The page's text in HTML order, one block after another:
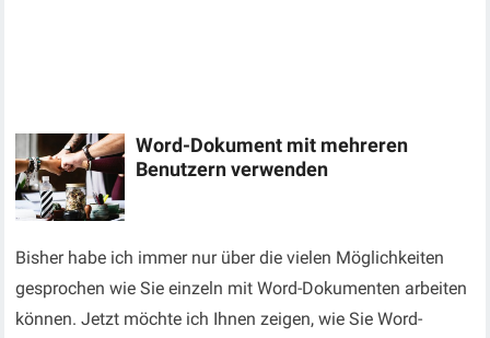
Word-Dokument mit mehreren
Benutzern verwenden
Bisher habe ich immer nur über die vielen Möglichkeiten
gesprochen wie Sie einzeln mit Word-Dokumenten arbeiten
können. Jetzt möchte ich Ihnen zeigen, wie Sie Word-